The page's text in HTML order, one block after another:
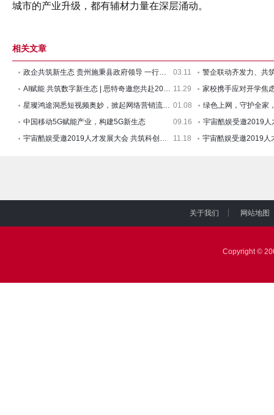
城市的产业升级，都有辅材力量在深层涌动。
相关文章
政企共筑新生态 贵州施秉县政府领导 一行莅临亿固集团参观指 03.11
警企联动齐发力、共
AI赋能 共筑数字新生态 | 思特奇邀您共赴2024数字科技生态大会 11.29
星璨鸿途洞悉短视频奥妙，掀起网络营销流量为王新生态！ 01.08
中国移动5G赋能产业，构建5G新生态
09.16
宇宙酷娱受邀2019人才发展大会 共筑科创新上虞
11.18
关于我们
网站地图
Copyright ©